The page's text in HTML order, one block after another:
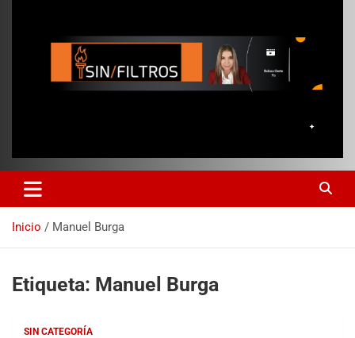
Inicio Manuel Burga
Etiqueta: Manuel Burga
SIN CATEGORÍA